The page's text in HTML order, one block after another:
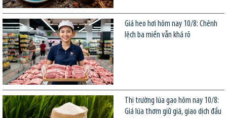
Giá heo hơi hôm nay 10/8: Chênh
lệch ba miền vẫn khá rõ
Thị trường lúa gạo hôm nay 10/8:
Giá lúa thơm giữ giá, giao dịch đầu